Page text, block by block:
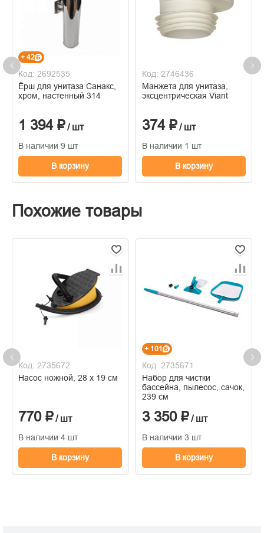
+ 42
Код: 2692535
Ёрш для унитаза Санакс,
хром, настенный 314
1 394 ₽/ шт
В наличии 9 шт
В корзину
Код: 2746436
Манжета для унитаза,
эксцентрическая Viant
374 ₽/ шт
В наличии 1 шт
В корзину
Похожие товары
Код: 2735672
Насос ножной, 28 х 19 см
770 ₽/ шт
В наличии 4 шт
В корзину
+ 101
Код: 2735671
Набор для чистки
бассейна, пылесос, сачок,
239 см
3 350 ₽/ шт
В наличии 3 шт
В корзину